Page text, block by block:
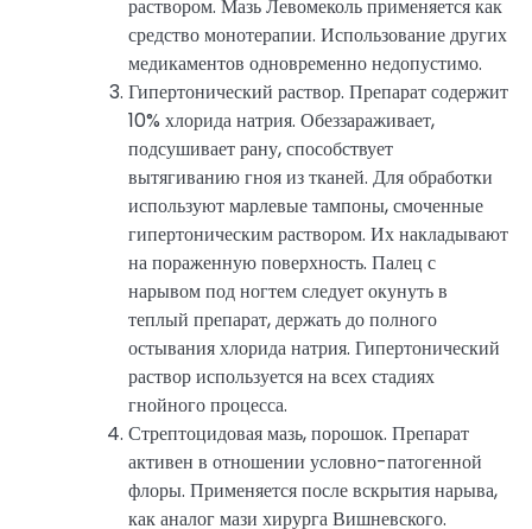
раствором. Мазь Левомеколь применяется как
средство монотерапии. Использование других
медикаментов одновременно недопустимо.
Гипертонический раствор. Препарат содержит
10% хлорида натрия. Обеззараживает,
подсушивает рану, способствует
вытягиванию гноя из тканей. Для обработки
используют марлевые тампоны, смоченные
гипертоническим раствором. Их накладывают
на пораженную поверхность. Палец с
нарывом под ногтем следует окунуть в
теплый препарат, держать до полного
остывания хлорида натрия. Гипертонический
раствор используется на всех стадиях
гнойного процесса.
Стрептоцидовая мазь, порошок. Препарат
активен в отношении условно-патогенной
флоры. Применяется после вскрытия нарыва,
как аналог мази хирурга Вишневского.